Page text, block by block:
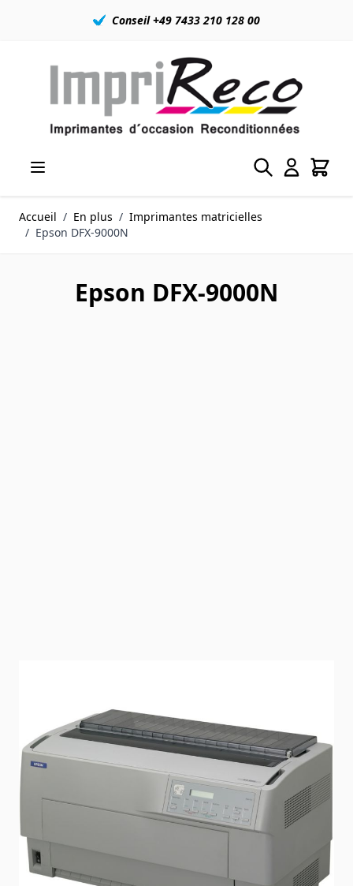
Conseil +49 7433 210 128 00
Accueil / En plus / Imprimantes matricielles
/ Epson DFX-9000N
Epson DFX-9000N
État: Reconditionné par le vendeur
Délai de livraison
2-3 jours
Mode d'expédition: Petite palette (80 cm x 60 cm)
En stock
SKU Epson DFX-9000N